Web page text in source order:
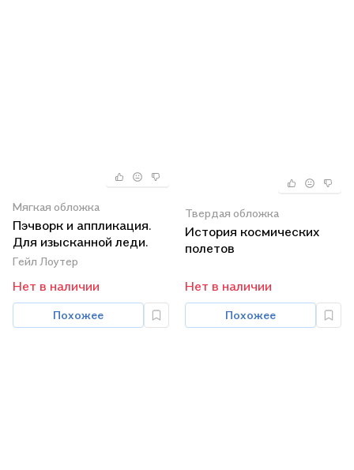
Мягкая обложка
Пэчворк и аппликация.
Для изысканной леди.
Гейл Лоутер
Нет в наличии
Похожее
Твердая обложка
История космических
полетов
Нет в наличии
Похожее